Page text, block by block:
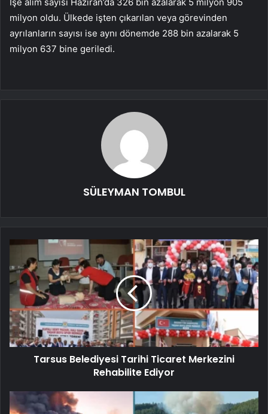
milyon oldu. Ülkede işten çıkarılan veya görevinden
ayrılanların sayısı ise aynı dönemde 288 bin azalarak 5
milyon 637 bine geriledi.
SÜLEYMAN TOMBUL
Tarsus Belediyesi Tarihi Ticaret Merkezini
Rehabilite Ediyor